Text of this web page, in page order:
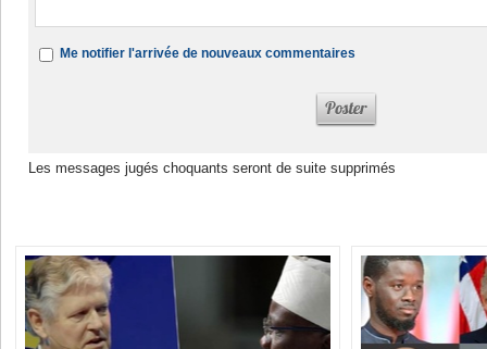
Me notifier l'arrivée de nouveaux commentaires
Les messages jugés choquants seront de suite supprimés